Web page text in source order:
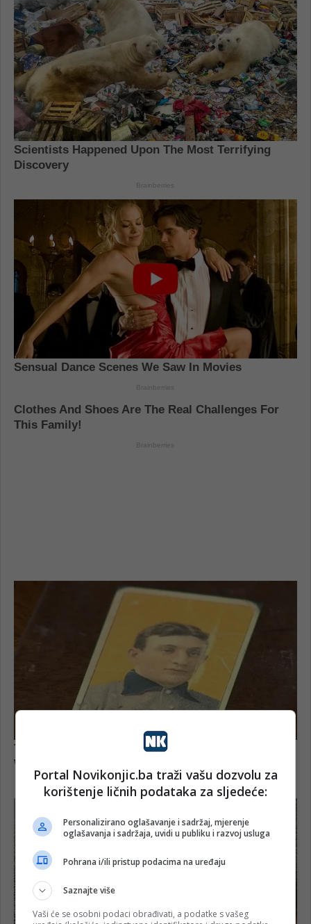
Portal Novikonjic.ba traži vašu dozvolu za
korištenje ličnih podataka za sljedeće:
Personalizirano oglašavanje i sadržaj, mjerenje
oglašavanja i sadržaja, uvidi u publiku i razvoj usluga
Pohrana i/ili pristup podacima na uređaju
Saznajte više
Vaši će se osobni podaci obrađivati, a podatke s vašeg